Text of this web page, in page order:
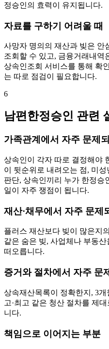
정승인의 효력이 유지됩니다.
자료를 구하기 어려울 때
사망자 명의의 재산과 빚은 안
조회할 수 있고, 금융거래내역
상속인조회 서비스를 통해 확
는 따로 점검이 필요합니다.
6
남편한정승인 관련
가족관계에서 자주 문제
상속인이 각자 따로 결정해야
이 뒷순위로 내려오는 점, 미
판단, 상속인끼리 누가 한정승
일이 자주 쟁점이 됩니다.
재산·채무에서 자주 문제
플러스 재산보다 빚이 많은지
같은 숨은 빚, 사업체나 부동
떠오릅니다.
증거와 절차에서 자주 문
상속재산목록이 정확한지, 3
고·최고 같은 청산 절차를 제
니다.
책임으로 이어지는 부분